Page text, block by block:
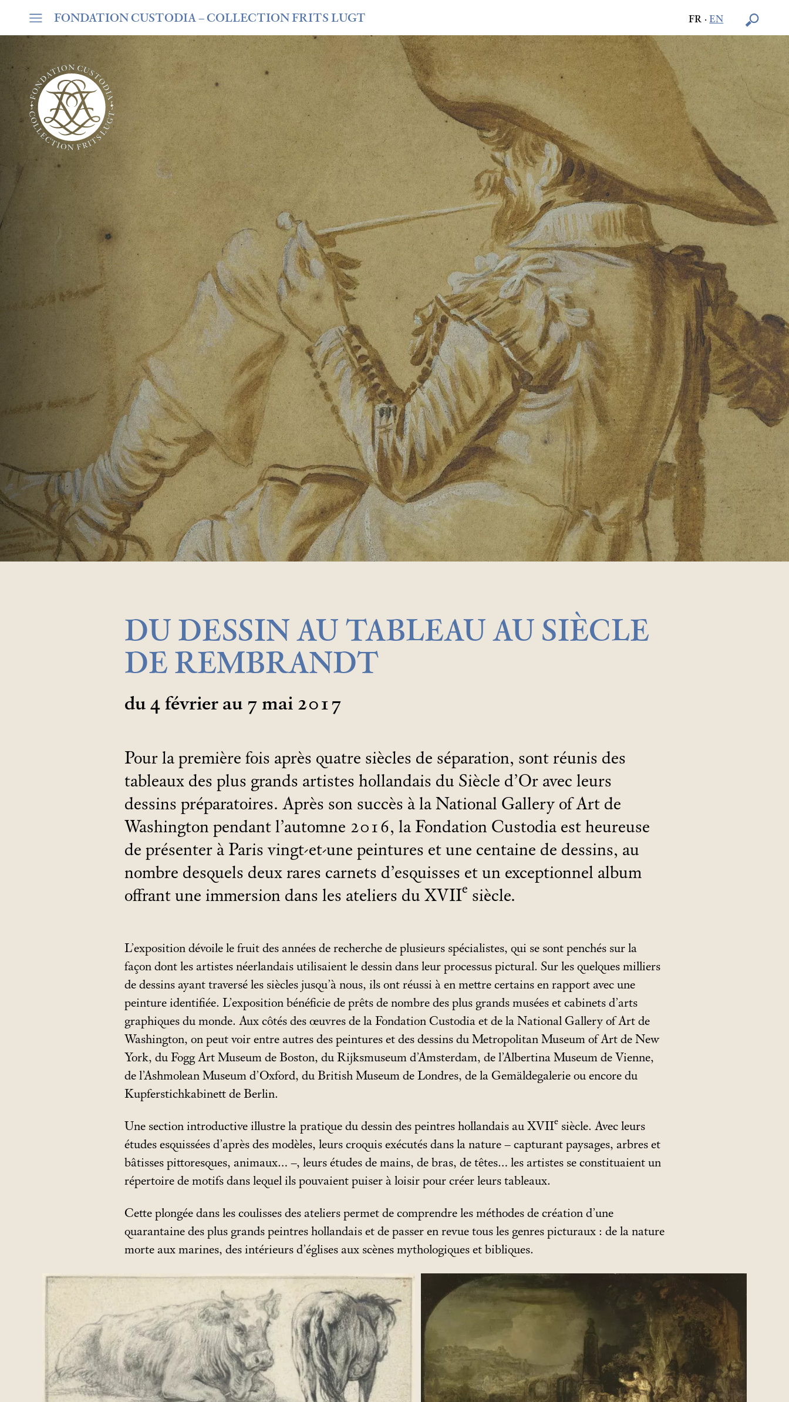
FR ·EN
FONDATION CUSTODIA– COLLECTION FRITS LUGT
DU DESSIN AU TABLEAU AU SIÈCLE
DE REMBRANDT
du 4 février au 7 mai 2017
Pour la première fois après quatre siècles de séparation, sont réunis des
tableaux des plus grands artistes hollandais du Siècle d’Or avec leurs
dessins préparatoires. Après son succès à la National Gallery of Art de
Washington pendant l’automne 2016, la Fondation Custodia est heureuse
de présenter à Paris vingt-et-une peintures et une centaine de dessins, au
nombre desquels deux rares carnets d’esquisses et un exceptionnel album
offrant une immersion dans les ateliers du XVIIe siècle.
L’exposition dévoile le fruit des années de recherche de plusieurs spécialistes, qui se sont penchés sur la
façon dont les artistes néerlandais utilisaient le dessin dans leur processus pictural. Sur les quelques milliers
de dessins ayant traversé les siècles jusqu’à nous, ils ont réussi à en mettre certains en rapport avec une
peinture identifiée. L’exposition bénéficie de prêts de nombre des plus grands musées et cabinets d’arts
graphiques du monde. Aux côtés des œuvres de la Fondation Custodia et de la National Gallery of Art de
Washington, on peut voir entre autres des peintures et des dessins du Metropolitan Museum of Art de New
York, du Fogg Art Museum de Boston, du Rijksmuseum d’Amsterdam, de l’Albertina Museum de Vienne,
de l’Ashmolean Museum d’Oxford, du British Museum de Londres, de la Gemäldegalerie ou encore du
Kupferstichkabinett de Berlin.
Une section introductive illustre la pratique du dessin des peintres hollandais au XVIIe siècle. Avec leurs
études esquissées d’après des modèles, leurs croquis exécutés dans la nature – capturant paysages, arbres et
bâtisses pittoresques, animaux… –, leurs études de mains, de bras, de têtes… les artistes se constituaient un
répertoire de motifs dans lequel ils pouvaient puiser à loisir pour créer leurs tableaux.
Cette plongée dans les coulisses des ateliers permet de comprendre les méthodes de création d’une
quarantaine des plus grands peintres hollandais et de passer en revue tous les genres picturaux : de la nature
morte aux marines, des intérieurs d’églises aux scènes mythologiques et bibliques.